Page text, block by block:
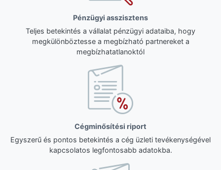
Pénzügyi asszisztens
Teljes betekintés a vállalat pénzügyi adataiba, hogy
megkülönböztesse a megbízható partnereket a
megbízhatatlanoktól
Cégminősítési riport
Egyszerű és pontos betekintés a cég üzleti tevékenységével
kapcsolatos legfontosabb adatokba.